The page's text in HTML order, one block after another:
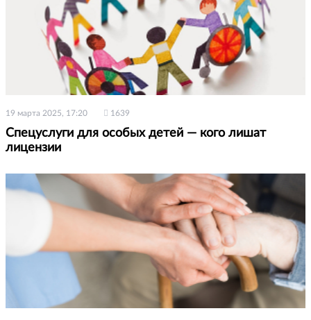
19 марта 2025, 17:20 1639
Спецуслуги для особых детей — кого лишат
лицензии